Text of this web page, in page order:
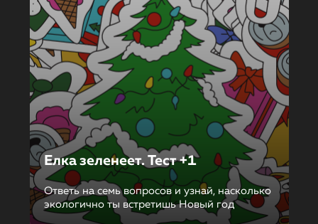
Елка зеленеет. Тест +1
Ответь на семь вопросов и узнай, насколько
экологично ты встретишь Новый год